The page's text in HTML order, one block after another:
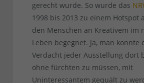
gerecht wurde. So wurde das
1998 bis 2013 zu einem Hotspot
den Menschen an Kreativem im
Leben begegnet. Ja, man konnte
Verdacht jeder Ausstellung dort
ohne fürchten zu müssen, mit
Uninteressantem gequält zu